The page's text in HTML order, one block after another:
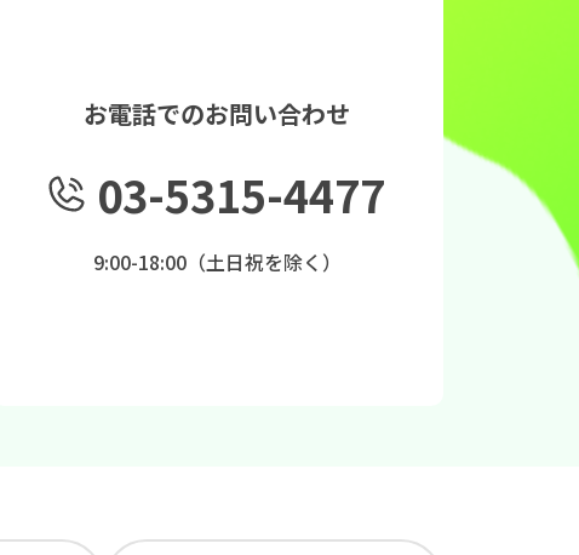
お電話でのお問い合わせ
03-5315-4477
9:00-18:00（土日祝を除く）